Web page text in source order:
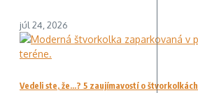
júl 24, 2026
Vedeli ste, že…? 5 zaujímavostí o štvorkolkách